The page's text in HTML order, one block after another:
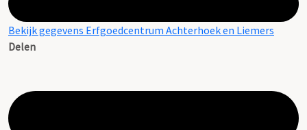
Bekijk gegevens Erfgoedcentrum Achterhoek en Liemers
Delen